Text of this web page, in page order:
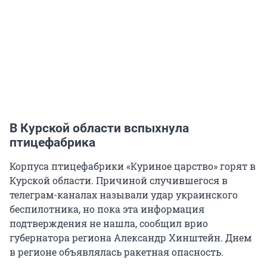
В Курской области вспыхнула
птицефабрика
Корпуса птицефабрики «Куриное царство» горят в
Курской области. Причиной случившегося в
телеграм-каналах называли удар украинского
беспилотника, но пока эта информация
подтверждения не нашла, сообщил врио
губернатора региона Александр Хинштейн. Днем
в регионе объявлялась ракетная опасность.